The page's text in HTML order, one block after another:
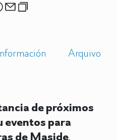
Arquivo
de próximos
eventos para
de Maside.